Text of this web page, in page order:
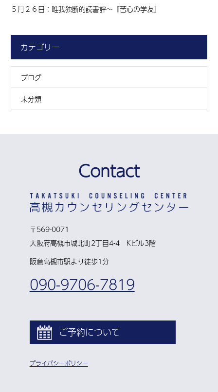
５月２６日：唯我独断的読書評～『苦心の学友』
カテゴリー
ブログ
未分類
Contact
〒569-0071
大阪府高槻市城北町2丁目4-4 Kビル3階
阪急高槻市駅より徒歩1分
090-9706-7819
ご予約について
プライバシーポリシー